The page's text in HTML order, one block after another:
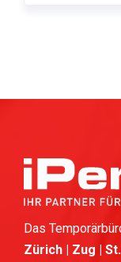
Das
Zürich | Zug |